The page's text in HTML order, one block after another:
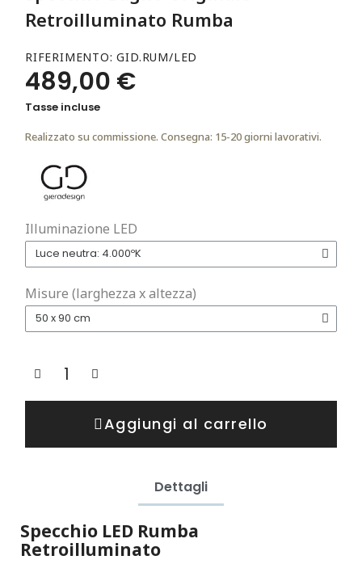
Retroilluminato Rumba
RIFERIMENTO GID.RUM/LED
489,00 €
Tasse incluse
Realizzato su commissione. Consegna: 15-20 giorni lavorativi.
Illuminazione LED
Misure (larghezza x altezza)
Aggiungi al carrello
Dettagli
Specchio LED Rumba
Retroilluminato